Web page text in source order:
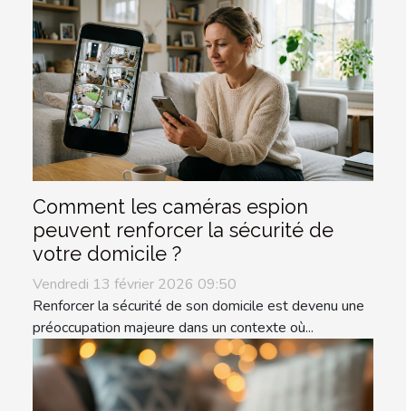
Comment les caméras espion
peuvent renforcer la sécurité de
votre domicile ?
Vendredi 13 février 2026 09:50
Renforcer la sécurité de son domicile est devenu une
préoccupation majeure dans un contexte où...